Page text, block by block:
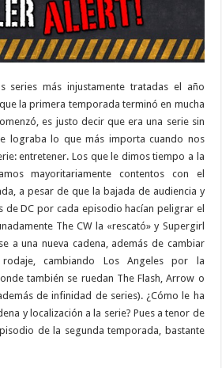
series más injustamente tratadas el año
la primera temporada terminó en mucha
es justo decir que era una serie sin
lograba lo que más importa cuando nos
entretener. Los que le dimos tiempo a la
mayoritariamente contentos con el
a pesar de que la bajada de audiencia y
de DC por cada episodio hacían peligrar el
The CW la «rescató» y Supergirl
a una nueva cadena, además de cambiar
cambiando Los Angeles por la
también se ruedan The Flash, Arrow o
de infinidad de series). ¿Cómo le ha
y localización a la serie? Pues a tenor de
de la segunda temporada, bastante